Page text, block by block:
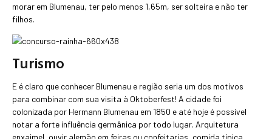
morar em Blumenau, ter pelo menos 1,65m, ser solteira e não ter
filhos.
Turismo
E é claro que conhecer Blumenau e região seria um dos motivos
para combinar com sua visita à Oktoberfest! A cidade foi
colonizada por Hermann Blumenau em 1850 e até hoje é possível
notar a forte influência germânica por todo lugar. Arquitetura